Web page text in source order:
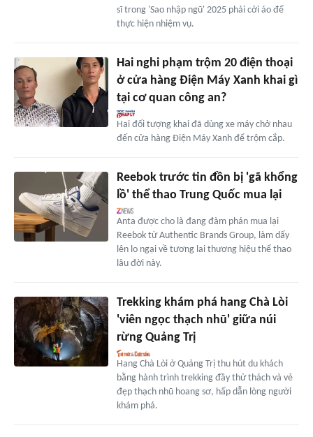
sĩ trong 'Sao nhập ngũ' 2025 phải cởi áo để
thực hiện nhiệm vụ.
Hai nghi phạm trộm 20 điện thoại
ở cửa hàng Điện Máy Xanh khai gì
tại cơ quan công an?
Hai đối tượng khai đã dùng xe máy chở nhau
đến cửa hàng Điện Máy Xanh để trộm cắp.
Reebok trước tin đồn bị 'gã khổng
lồ' thể thao Trung Quốc mua lại
Anta được cho là đang đàm phán mua lại
Reebok từ Authentic Brands Group, làm dấy
lên lo ngại về tương lai thương hiệu thể thao
lâu đời này.
Trekking khám phá hang Chà Lòi
'viên ngọc thạch nhũ' giữa núi
rừng Quảng Trị
Hang Chà Lòi ở Quảng Trị thu hút du khách
bằng hành trình trekking đầy thử thách và vẻ
đẹp thạch nhũ hoang sơ, hấp dẫn lòng người
khám phá.